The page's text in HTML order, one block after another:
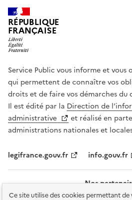
Ce site utilise des cookies permettant de
RÉPUBLIQUE
FRANÇAISE
Service Public vous informe et vous
qui permettent de connaître vos
droits et de faire vos démarches du
Il est édité par la Direction de
administrative
et réalisé en
administrations nationales et
legifrance.gouv.fr info.gouv.fr
Nos